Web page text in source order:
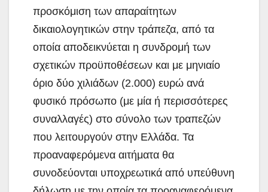
προσκόμιση των απαραίτητων
δικαιολογητικών στην τράπεζα, από τα
οποία αποδεικνύεται η συνδρομή των
σχετικών προϋποθέσεων και με μηνιαίο
όριο δύο χιλιάδων (2.000) ευρώ ανά
φυσικό πρόσωπο (με μία ή περισσότερες
συναλλαγές) στο σύνολο των τραπεζών
που λειτουργούν στην Ελλάδα. Τα
προαναφερόμενα αιτήματα θα
συνοδεύονται υποχρεωτικά από υπεύθυνη